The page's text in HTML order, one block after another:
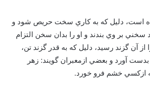
است، دليل كه به كاري سخت حريص شود و
سخني بر وي بندند و او را بدان سخن التزام
از آن گزند رسيد، دليل كه به قدر گزند تن،
آورد و بعضي ازمعبران گويند: زهر
ازكسي خشم فرو خورد.